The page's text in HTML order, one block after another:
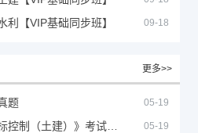
【VIP基础同步班】 09-18
更多>>
题 05-19
05-19